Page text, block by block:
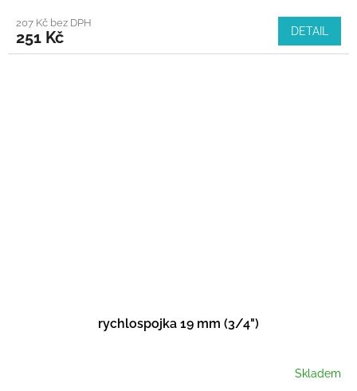
207 Kč bez DPH
251 Kč DETAIL
rychlospojka 19 mm (3/4")
Skladem